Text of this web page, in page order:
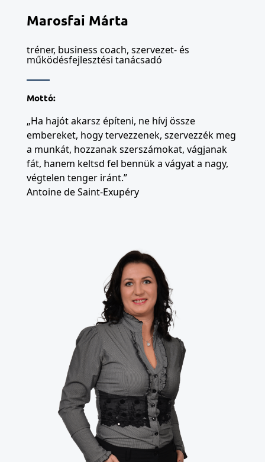
Marosfai Márta
tréner, business coach, szervezet- és
működésfejlesztési tanácsadó
Mottó:
„Ha hajót akarsz építeni, ne hívj össze
embereket, hogy tervezzenek, szervezzék meg
a munkát, hozzanak szerszámokat, vágjanak
fát, hanem keltsd fel bennük a vágyat a nagy,
végtelen tenger iránt.”
Antoine de Saint-Exupéry